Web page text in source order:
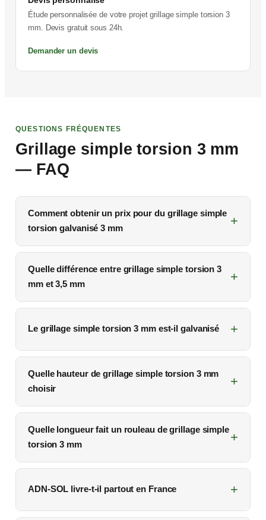
Étude personnalisée de votre projet grillage simple torsion 3
mm. Devis gratuit sous 24h.
Demander un devis
QUESTIONS FRÉQUENTES
Grillage simple torsion 3 mm
— FAQ
Comment obtenir un prix pour du grillage simple
torsion galvanisé 3 mm
Quelle différence entre grillage simple torsion 3
mm et 3,5 mm
Le grillage simple torsion 3 mm est-il galvanisé
Quelle hauteur de grillage simple torsion 3 mm
choisir
Quelle longueur fait un rouleau de grillage simple
torsion 3 mm
ADN-SOL livre-t-il partout en France